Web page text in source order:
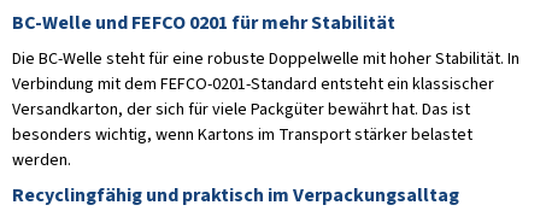
BC-Welle und FEFCO 0201 für mehr Stabilität
Die BC-Welle steht für eine robuste Doppelwelle mit hoher Stabilität. In
Verbindung mit dem FEFCO-0201-Standard entsteht ein klassischer
Versandkarton, der sich für viele Packgüter bewährt hat. Das ist
besonders wichtig, wenn Kartons im Transport stärker belastet
werden.
Recyclingfähig und praktisch im Verpackungsalltag